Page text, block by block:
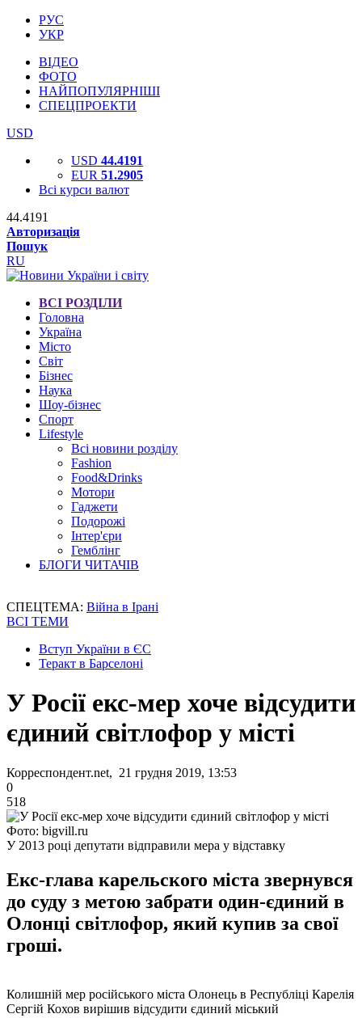
РУС
УКР
ВІДЕО
ФОТО
НАЙПОПУЛЯРНІШІ
СПЕЦПРОЕКТИ
USD
USD 44.4191
EUR 51.2905
Всі курси валют
44.4191
Авторизація
Пошук
RU
ВСІ РОЗДІЛИ
Головна
Україна
Місто
Світ
Бізнес
Наука
Шоу-бізнес
Спорт
Lifestyle
Всі новини розділу
Fashion
Food&Drinks
Мотори
Гаджети
Подорожі
Інтер'єри
Гемблінг
БЛОГИ ЧИТАЧІВ
СПЕЦТЕМА: Війна в Ірані
ВСІ ТЕМИ
Вступ України в ЄС
Теракт в Барселоні
У Росії екс-мер хоче відсудити
єдиний світлофор у місті
Корреспондент.net, 21 грудня 2019, 13:53
0
518
Фото: bigvill.ru
У 2013 році депутати відправили мера у відставку
Екс-глава карельского міста звернувся
до суду з метою забрати один-єдиний в
Олонці світлофор, який купив за свої
гроші.
Колишній мер російського міста Олонець в Республіці Карелія
Сергій Кохов вирішив відсудити єдиний міський